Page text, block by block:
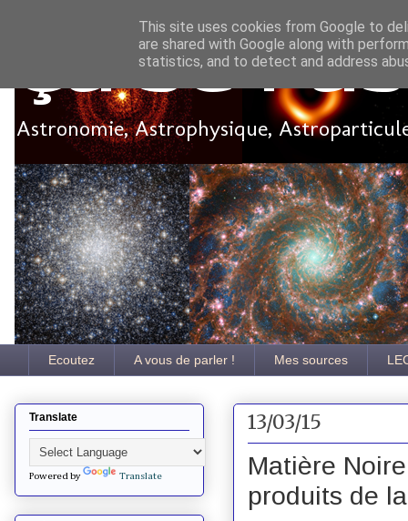
Ça se
Astronomie, Astrophysique,
Ecoutez A vous de parler ! Mes sources
13/03/15
Matière
produits de
Translate
Powered by Translate
This site uses cookies from Google to
are shared with Google along with
statistics, and to detect and address